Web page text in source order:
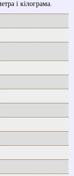
і кілограма.